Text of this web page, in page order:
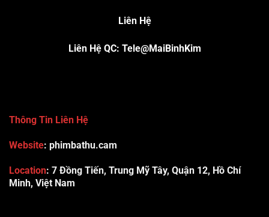
Liên Hệ
Liên Hệ QC: Tele@MaiBinhKim
Thông Tin Liên Hệ
Website: phimbathu.cam
Location: 7 Đồng Tiến, Trung Mỹ Tây, Quận 12, Hồ Chí
Minh, Việt Nam